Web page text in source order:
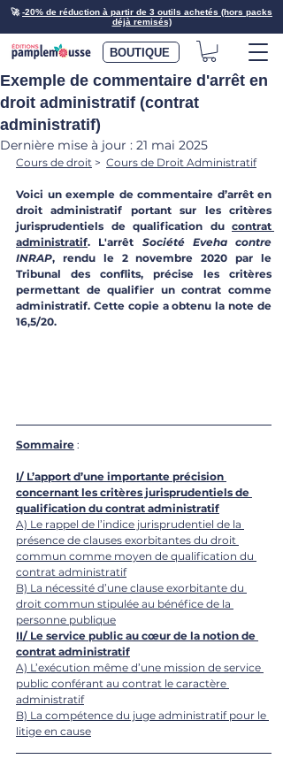
🚀-20% de réduction à partir de 3 outils achetés (hors packs
déjà remisés)
BOUTIQUE
Exemple de commentaire d'arrêt en
droit administratif (contrat
administratif)
Dernière mise à jour : 21 mai 2025
Cours de droit > Cours de Droit Administratif
Voici un exemple de commentaire d’arrêt en
droit administratif portant sur les critères
jurisprudentiels de qualification du contrat
administratif. L'arrêt Société Eveha contre
INRAP, rendu le 2 novembre 2020 par le
Tribunal des conflits, précise les critères
permettant de qualifier un contrat comme
administratif. Cette copie a obtenu la note de
16,5/20.
Sommaire :
I/ L’apport d’une importante précision
concernant les critères jurisprudentiels de
qualification du contrat administratif
A) Le rappel de l’indice jurisprudentiel de la
présence de clauses exorbitantes du droit
commun comme moyen de qualification du
contrat administratif
B) La nécessité d’une clause exorbitante du
droit commun stipulée au bénéfice de la
personne publique
II/ Le service public au cœur de la notion de
contrat administratif
A) L’exécution même d’une mission de service
public conférant au contrat le caractère
administratif
B) La compétence du juge administratif pour le
litige en cause